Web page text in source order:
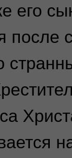
его
после